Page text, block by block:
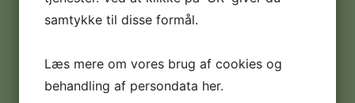
Handelsbetingelser:
Læs dem her
Digital fortrydelsesformular
samtykke til disse formål.
Læs mere om vores brug af cookies og
behandling af persondata her.